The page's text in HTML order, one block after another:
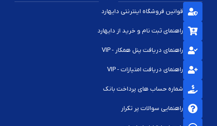
قوانین فروشگاه اینترنتی دایهارد
راهنمای ثبت نام و خرید از دایهارد
راهنمای دریافت پنل همکار - VIP
راهنمای دریافت امتیازات - VIP
شماره حساب های پرداخت بانک
راهنمایی سوالات پر تکرار